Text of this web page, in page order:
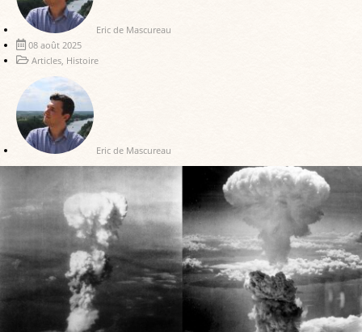
Eric de Mascureau
08 août 2025
Articles, Histoire
Eric de Mascureau